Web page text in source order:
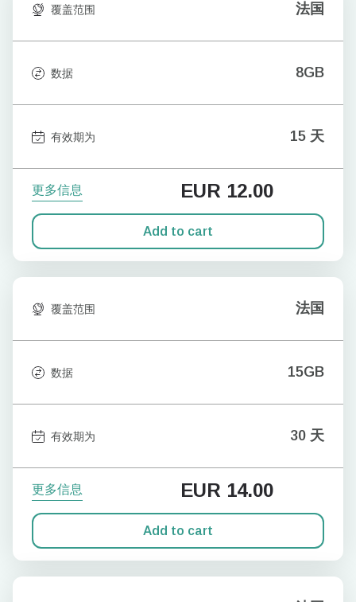
覆盖范围 法国
数据 8GB
有效期为 15 天
更多信息 EUR 12.00
Add to cart
覆盖范围 法国
数据 15GB
有效期为 30 天
更多信息 EUR 14.00
Add to cart